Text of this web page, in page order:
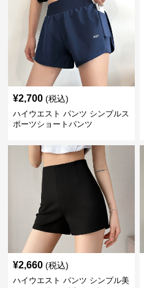
¥2,700 (税込)
ハイウエスト パンツ シンプルス
ポーツショートパンツ
¥2,660 (税込)
ハイウエスト パンツ シンプル美